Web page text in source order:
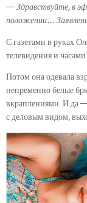
—Здравствуйте, в
положении…
С газетами в руках
телевидения и
Потом она одевала
непременно белые
вкраплениями. И да
с деловым видом,